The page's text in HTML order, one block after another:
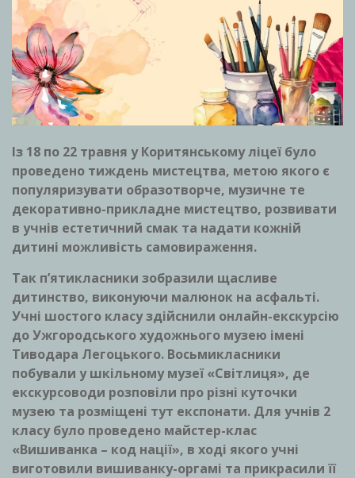
Із 18 по 22 травня у Коритянському ліцеї було
проведено тиждень мистецтва, метою якого є
популяризувати образотворче, музичне те
декоративно-прикладне мистецтво, розвивати
в учнів естетичний смак та надати кожній
дитині можливість самовираження.
Так п’ятикласники зобразили щасливе
дитинство, виконуючи малюнок на асфальті.
Учні шостого класу здійснили онлайн-екскурсію
до Ужгородського художнього музею імені
Тиводара Легоцького. Восьмикласники
побували у шкільному музеї «Світлиця», де
екскурсоводи розповіли про різні куточки
музею та розміщені тут експонати. Для учнів 2
класу було проведено майстер-клас
«Вишиванка – код нації», в ході якого учні
виготовили вишиванку-оргамі та прикрасили її